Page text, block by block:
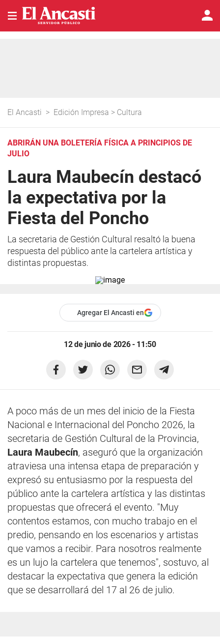
El Ancasti > Edición Impresa > Cultura
ABRIRÁN UNA BOLETERÍA FÍSICA A PRINCIPIOS DE
JULIO
Laura Maubecín destacó
la expectativa por la
Fiesta del Poncho
La secretaria de Gestión Cultural resaltó la buena
respuesta del público ante la cartelera artística y
distintas propuestas.
Agregar El Ancasti en
12 de junio de 2026 - 11:50
A poco más de un mes del inicio de la Fiesta
Nacional e Internacional del Poncho 2026, la
secretaria de Gestión Cultural de la Provincia,
Laura Maubecín, aseguró que la organización
atraviesa una intensa etapa de preparación y
expresó su entusiasmo por la respuesta del
público ante la cartelera artística y las distintas
propuestas que ofrecerá el evento. "Muy
contentos estamos, con mucho trabajo en el
predio, pensando en los escenarios y artistas
que vamos a recibir. Para nosotros realmente
es un lujo la cartelera que tenemos", sostuvo, al
destacar la expectativa que genera la edición
que se desarrollará del 17 al 26 de julio.